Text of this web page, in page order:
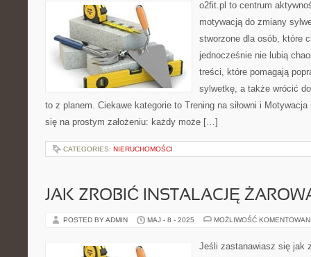
o2fit.pl to centrum
motywacją do zmiany
stworzone dla osób, które
jednocześnie nie lubią
treści, które pomagają
sylwetkę, a także wrócić
to z planem. Ciekawe kategorie to Trening na siłowni i
się na prostym założeniu: każdy może […]
CATEGORIES: NIERUCHOMOŚCI
JAK ZROBIĆ INSTALACJĘ
POSTED BY ADMIN MAJ - 8 - 2025 MOŻLIWOŚĆ
Jeśli zastanawiasz się jak